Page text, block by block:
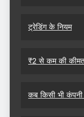
ट्रेडिंग के नियम
₹2 से कम की
कब किसी भी